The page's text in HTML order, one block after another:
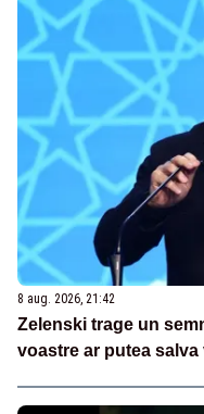
8 aug. 2026, 21:42
Zelenski trage un
voastre ar putea salva